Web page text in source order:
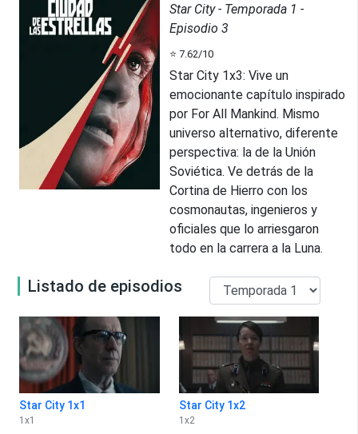
Star City- Temporada 1 -
Episodio 3
⭐ 7.62/10
Star City 1x3: Vive un
emocionante capítulo inspirado
por For All Mankind. Mismo
universo alternativo, diferente
perspectiva: la de la Unión
Soviética. Ve detrás de la
Cortina de Hierro con los
cosmonautas, ingenieros y
oficiales que lo arriesgaron
todo en la carrera a la Luna.
Listado de episodios
Star City 1x1
1 x1
Star City 1x2
1 x2